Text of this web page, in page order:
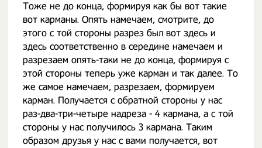
Тоже не до конца, формируя как бы вот такие
вот карманы. Опять намечаем, смотрите, до
этого с той стороны разрез был вот здесь и
здесь соответственно в середине намечаем и
разрезаем опять-таки не до конца, формируя с
этой стороны теперь уже карман и так далее. То
же самое намечаем, разрезаем, формируем
карман. Получается с обратной стороны у нас
раз-два-три-четыре надреза - 4 кармана, а с той
стороны у нас получилось 3 кармана. Таким
образом друзья у нас с вами получается, вот